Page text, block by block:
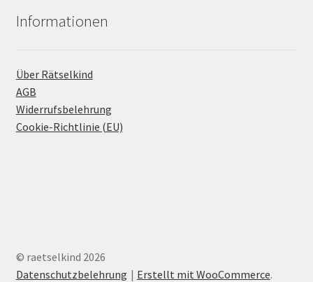
Informationen
Über Rätselkind
AGB
Widerrufsbelehrung
Cookie-Richtlinie (EU)
© raetselkind 2026
Datenschutzbelehrung
Erstellt mit WooCommerce.